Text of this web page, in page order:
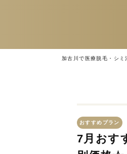
加古川で医療脱毛・シ
おすすめプラン
7月おす